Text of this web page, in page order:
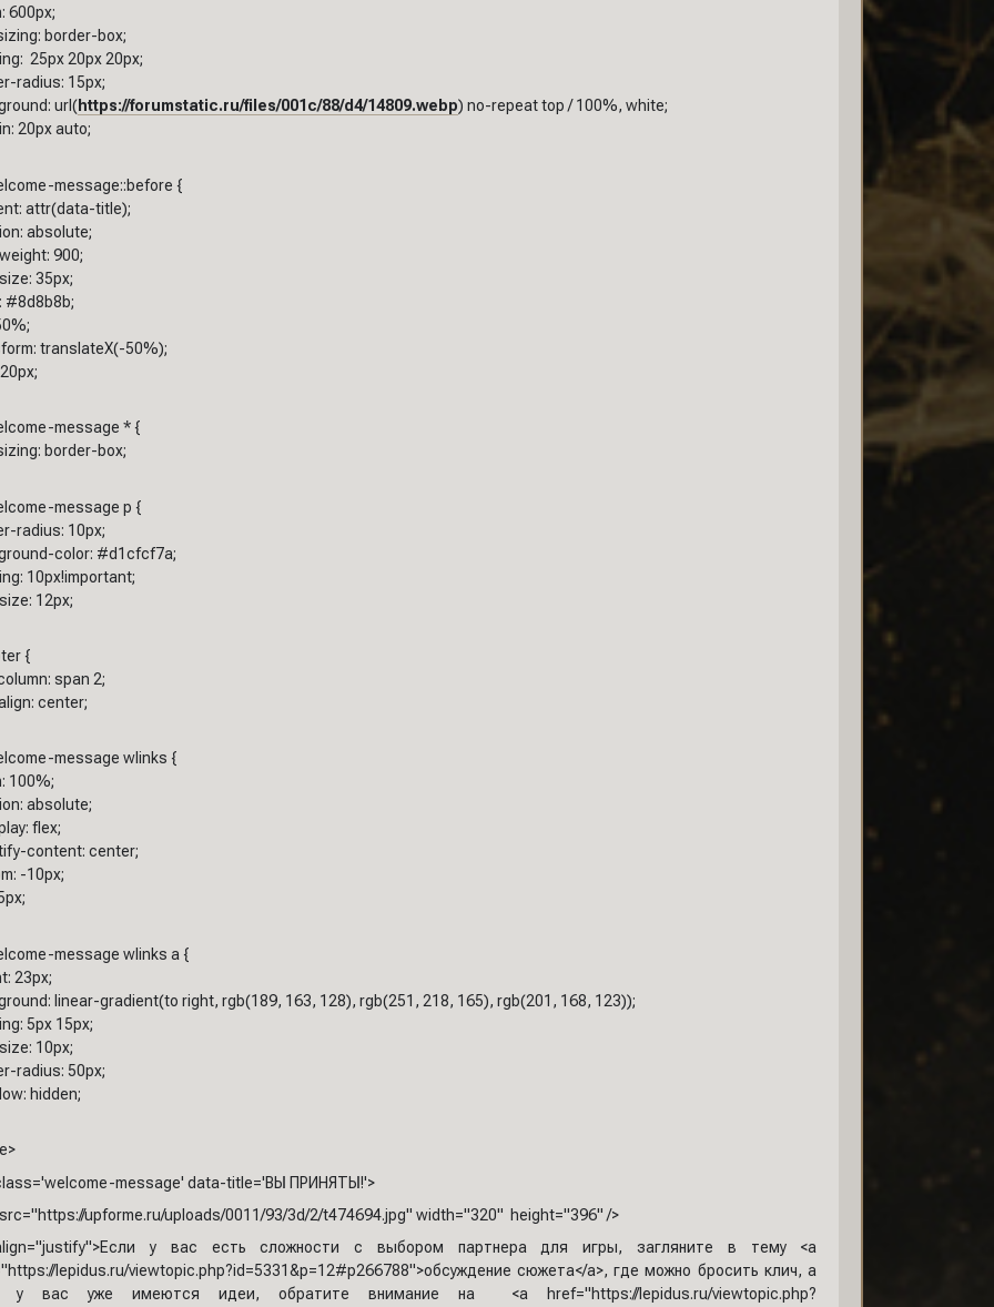
600px;
border-box;
25px 20px 20px;
radius: 15px;
url(https://forumstatic.ru/files/001c/88/d4/14809.webp) no-repeat top / 100%, white;
20px auto;
message::before {
attr(data-title);
absolute;
900;
35px;
#8d8b8b;
translateX(-50%);
message * {
border-box;
message p {
radius: 10px;
color: #d1cfcf7a;
10px!important;
12px;
{
span 2;
center;
message wlinks {
100%;
absolute;
flex;
content: center;
-10px;
message wlinks a {
23px;
linear-gradient(to right, rgb(189, 163, 128), rgb(251, 218, 165), rgb(201, 168, 123));
5px 15px;
10px;
radius: 50px;
hidden;
message' data-title='ВЫ ПРИНЯТЫ!'>
src="https://upforme.ru/uploads/0011/93/3d/2/t474694.jpg" width="320" height="396" />
у вас есть сложности с выбором партнера для игры, загляните в тему <a
lepidus.ru/viewtopic.php?id=5331&p=12#p266788">обсуждение сюжета</a>, где можно бросить клич, а
у вас уже имеются идеи, обратите внимание на <a href="https://lepidus.ru/viewtopic.php?